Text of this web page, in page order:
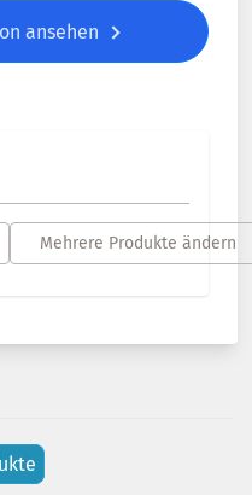
ansehen
Mehrere Produkte ändern